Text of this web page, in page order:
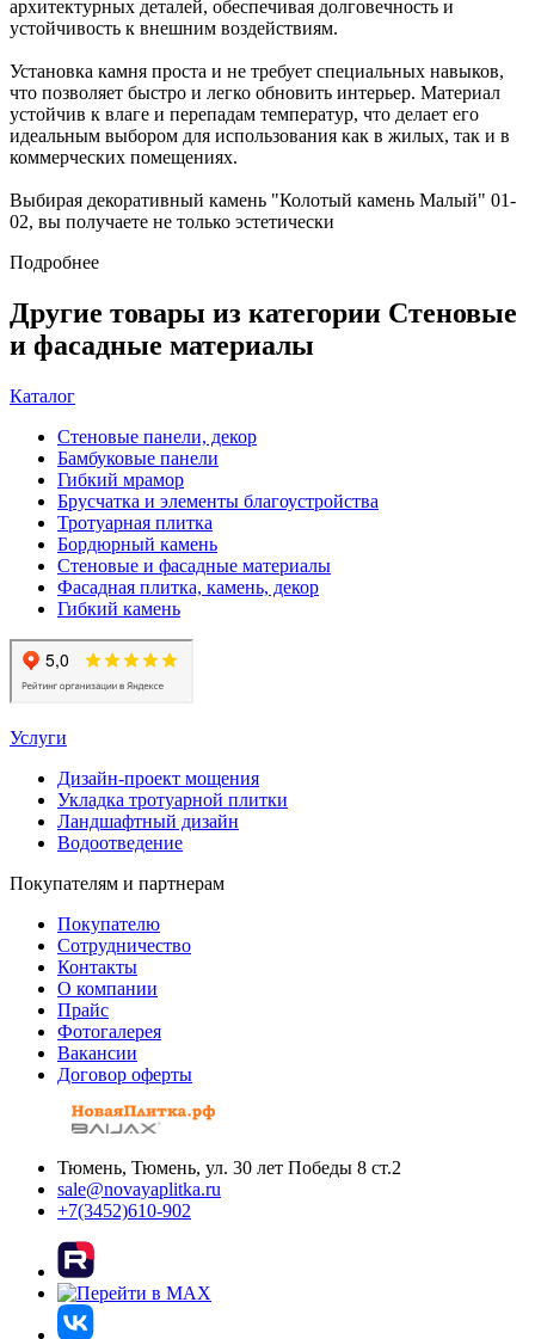
архитектурных деталей, обеспечивая долговечность и
устойчивость к внешним воздействиям.
Установка камня проста и не требует специальных навыков,
что позволяет быстро и легко обновить интерьер. Материал
устойчив к влаге и перепадам температур, что делает его
идеальным выбором для использования как в жилых, так и в
коммерческих помещениях.
Выбирая декоративный камень "Колотый камень Малый" 01-
02, вы получаете не только эстетически
Подробнее
Другие товары из категории Стеновые
и фасадные материалы
Каталог
Стеновые панели, декор
Бамбуковые панели
Гибкий мрамор
Брусчатка и элементы благоустройства
Тротуарная плитка
Бордюрный камень
Стеновые и фасадные материалы
Фасадная плитка, камень, декор
Гибкий камень
Услуги
Дизайн-проект мощения
Укладка тротуарной плитки
Ландшафтный дизайн
Водоотведение
Покупателям и партнерам
Покупателю
Сотрудничество
Контакты
О компании
Прайс
Фотогалерея
Вакансии
Договор оферты
Тюмень, Тюмень, ул. 30 лет Победы 8 ст.2
sale@novayaplitka.ru
+7(3452)610-902